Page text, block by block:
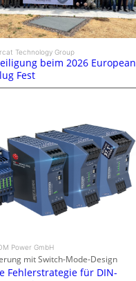
Technology Group
beim 2026 European
Fest
Power GmbH
mit Switch-Mode-Design
Fehlerstrategie für DIN-